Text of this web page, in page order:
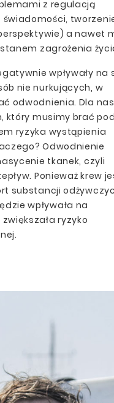
z regulacją
a nawet
zagrożenia
wpływały na
nie nurkujących, w
odwodnienia. Dla nas
który musimy brać pod
ryzyka wystąpienia
Odwodnienie
tkanek, czyli
Ponieważ krew
substancji
wpływała na
ryzyko